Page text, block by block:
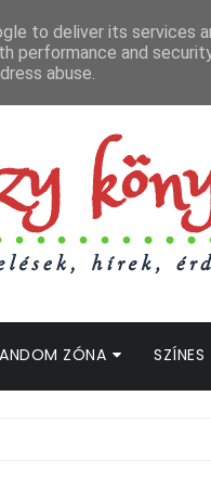
ZÓNA SZÍNES
to deliver its services
performance and
abuse.